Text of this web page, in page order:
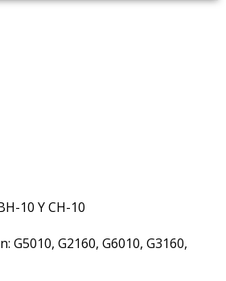
10 Y CH-10
G5010, G2160, G6010, G3160,